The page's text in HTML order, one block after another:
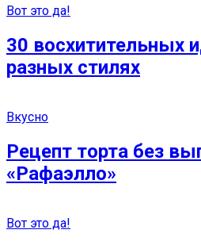
Вот это да!
30 восхитительных
разных стилях
Вкусно
Рецепт торта без
«Рафаэлло»
Вот это да!